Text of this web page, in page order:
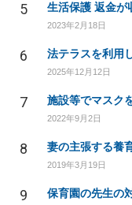
5 生活保護 返金が
2023年2月18日
6 法テラスを利用
2025年12月12日
7
2022年9月2日
8
2019年3月19日
9 保育園の先生の